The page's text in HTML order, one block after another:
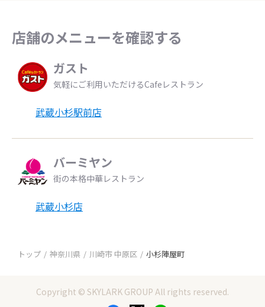
店舗のメニューを確認する
ガスト
気軽にご利用いただけるCafeレストラン
武蔵小杉駅前店
バーミヤン
街の本格中華レストラン
武蔵小杉店
トップ 神奈川県 川崎市 中原区 小杉陣屋町
Copyright © SKYLARK GROUP All rights reserved.